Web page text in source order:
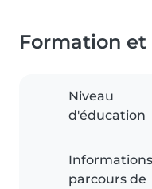
Formation
Niveau
d'éducation
parcours de